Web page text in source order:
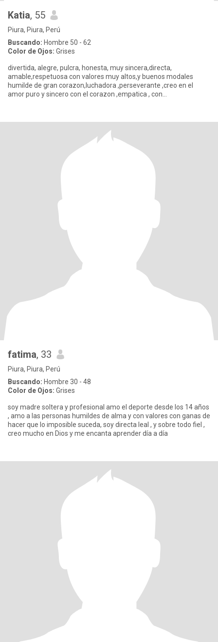
Katia, 55
Piura, Piura, Perú
Buscando: Hombre 50 - 62
Color de Ojos: Grises
divertida, alegre, pulcra, honesta, muy sincera,directa,
amable,respetuosa con valores muy altos,y buenos modales
humilde de gran corazon,luchadora ,perseverante ,creo en el
amor puro y sincero con el corazon ,empatica , con
fatima, 33
Piura, Piura, Perú
Buscando: Hombre 30 - 48
Color de Ojos: Grises
soy madre soltera y profesional amo el deporte desde los 14 años
, amo a las personas humildes de alma y con valores con ganas de
hacer que lo imposible suceda, soy directa leal , y sobre todo fiel ,
creo mucho en Dios y me encanta aprender día a día